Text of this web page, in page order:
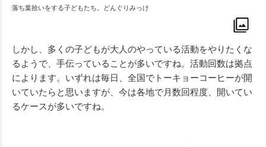
落ち葉拾いをする子どもたち。どんぐりみっけ
しかし、多くの子どもが大人のやっている活動をやりたくな
るようで、手伝っていることが多いですね。活動回数は拠点
によります。いずれは毎日、全国でトーキョーコーヒーが開
いていたらと思いますが、今は各地で月数回程度、開いてい
るケースが多いですね。